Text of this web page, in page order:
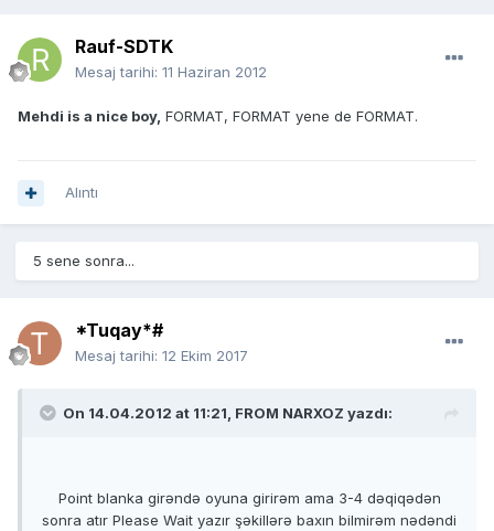
Rauf-SDTK
Mesaj tarihi: 11 Haziran 2012
Mehdi is a nice boy, FORMAT, FORMAT yene de FORMAT.
Alıntı
5 sene sonra...
*Tuqay*#
Mesaj tarihi: 12 Ekim 2017
On 14.04.2012 at 11:21, FROM NARXOZ yazdı:
Point blanka girəndə oyuna girirəm ama 3-4 dəqiqədən
sonra atır Please Wait yazır şəkillərə baxın bilmirəm nədəndi